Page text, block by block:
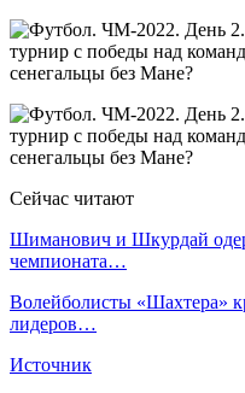
Сейчас читают
Шиманович и Шкурдай
чемпионата…
Волейболисты «Шахтера»
лидеров…
Источник